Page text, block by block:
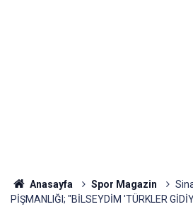
Anasayfa Spor Magazin
PİŞMANLIĞI; "BİLSEYDİM 'TÜRKLER